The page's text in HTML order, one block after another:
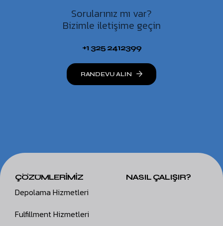
Sorularınız mı var?
Bizimle iletişime geçin
+1 325 2412399
RANDEVU ALIN
ÇÖZÜMLERİMİZ NASIL ÇALIŞIR?
Depolama Hizmetleri
Fulfillment Hizmetleri